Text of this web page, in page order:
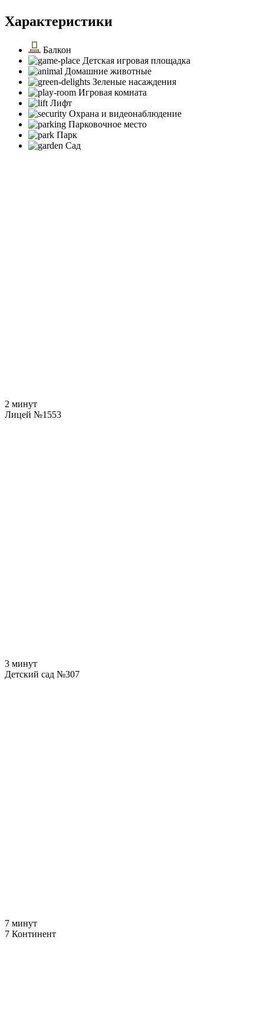
Характеристики
Балкон
Детская игровая площадка
Домашние животные
Зеленые насаждения
Игровая комната
Лифт
Охрана и видеонаблюдение
Парковочное место
Парк
Сад
2 минут
Лицей №1553
3 минут
Детский сад №307
7 минут
7 Континент